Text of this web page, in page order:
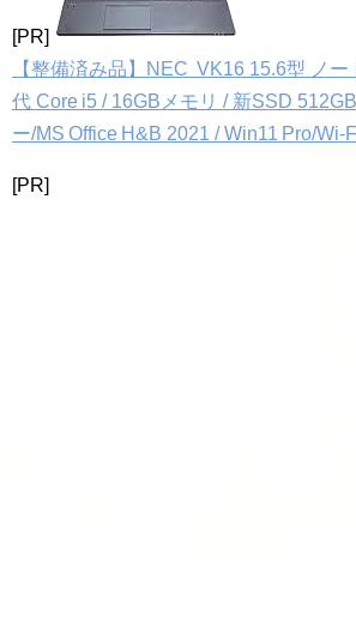
[PR]
【整備済み品】NEC VK16 15.6型 ノ
代 Core i5 / 16GBメモリ / 新SSD
ー/MS Office H&B 2021 / Win11 Pro/
[PR]